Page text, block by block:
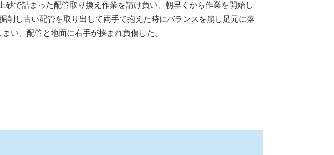
で詰まった配管取り換え作業を請け負い、朝早くから作業を開始し
削し古い配管を取り出して両手で抱えた時にバランスを崩し足元に落
い、配管と地面に右手が挟まれ負傷した。